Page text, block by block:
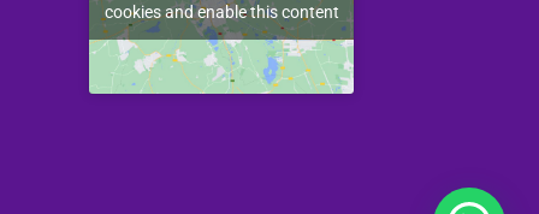
cookies and enable this content